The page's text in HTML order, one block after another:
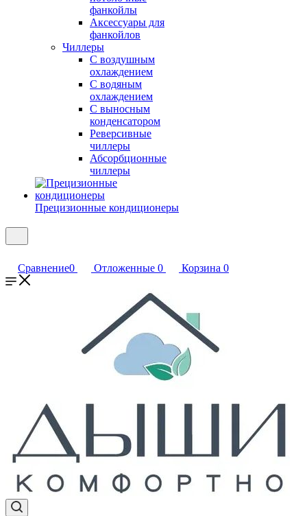
фанкойлы
Аксессуары для
фанкойлов
Чиллеры
С воздушным
охлаждением
С водяным
охлаждением
С выносным
конденсатором
Реверсивные
чиллеры
Абсорбционные
чиллеры
Прецизионные кондиционеры
Сравнение0 Отложенные 0 Корзина 0